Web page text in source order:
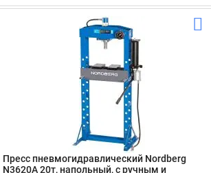
Пресс пневмогидравлический Nordberg
N3620A 20т, напольный, с ручным и